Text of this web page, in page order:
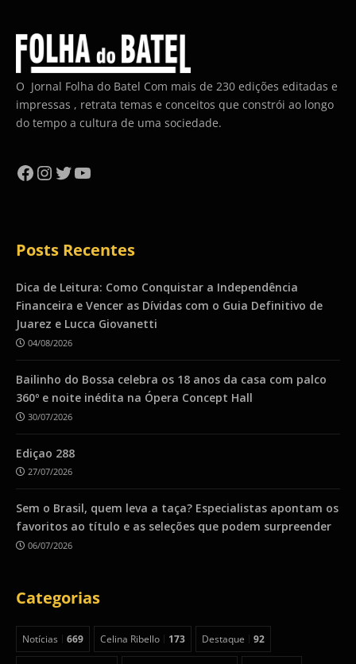
O Jornal Folha do Batel Com mais de 230 edições editadas e
impressas , retrata temas e conceitos que constrói ao longo
do tempo a cultura de uma sociedade.
Facebook
Instagram
Twitter
YouTube
Posts Recentes
Dica de Leitura: Como Conquistar a Independência
Financeira e Vencer as Dívidas com o Guia Definitivo de
Juarez e Lucca Giovanetti
04/08/2026
Bailinho do Bossa celebra os 18 anos da casa com palco
360º e noite inédita na Ópera Concept Hall
30/07/2026
Ediçao 288
27/07/2026
Sem o Brasil, quem leva a taça? Especialistas apontam os
favoritos ao título e as seleções que podem surpreender
06/07/2026
Categorias
Notícias 669 Celina Ribello 173 Destaque 92